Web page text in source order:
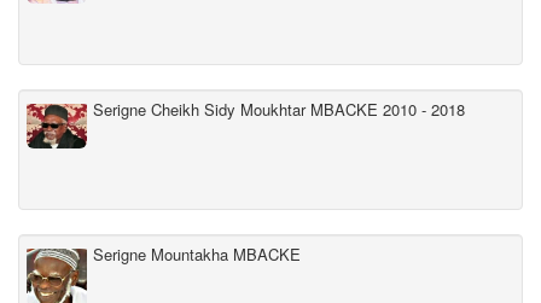
Serigne Cheikh Sidy Moukhtar MBACKE 2010 - 2018
Serigne Mountakha MBACKE